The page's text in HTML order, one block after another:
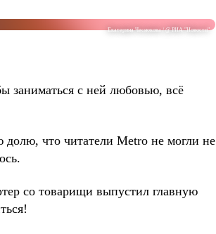
Екатерина Чеснокова / @ РИА "Новости"
заниматься с ней любовью, всё
долю, что читатели Metro не могли не
со товарищи выпустил главную